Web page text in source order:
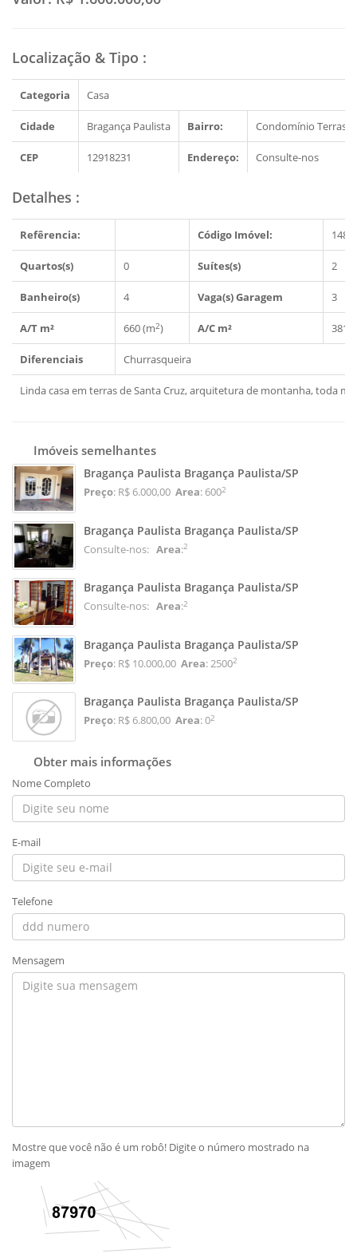
Localização & Tipo :
Categoria Casa
Cidade Bragança Paulista Bairro: Condomínio Terras
CEP 12918231 Endereço: Consulte-nos
Detalhes :
Refêrencia: Código Imóvel:
Quartos(s) 0 Suítes(s) 2
Banheiro(s) 4 Vaga(s) Garagem 3
A/T m² 660 (m2) A/C m² 381
Diferenciais Churrasqueira
Linda casa em terras de Santa Cruz, arquitetura de montanha, toda
Imóveis semelhantes
Bragança Paulista Bragança Paulista/SP
Preço: R$ 6.000,00 Area: 6002
Bragança Paulista Bragança Paulista/SP
Consulte-nos: Area:2
Bragança Paulista Bragança Paulista/SP
Consulte-nos: Area:2
Bragança Paulista Bragança Paulista/SP
Preço: R$ 10.000,00 Area: 25002
Bragança Paulista Bragança Paulista/SP
Preço: R$ 6.800,00 Area: 02
Obter mais informações
Nome Completo
E-mail
Telefone
Mensagem
Mostre que você não é um robô! Digite o número mostrado na
imagem